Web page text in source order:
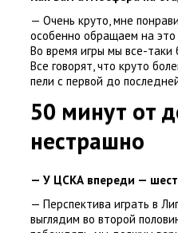
— Очень круто, мне
особенно обращаем на
Во время игры мы все-
Все говорят, что круто
пели с первой до
50 минут от
нестрашно
— У ЦСКА впереди —
— Перспектива играть в
выглядим во второй